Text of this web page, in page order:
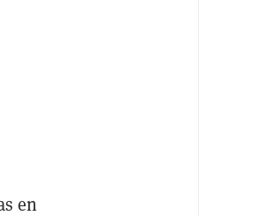
en